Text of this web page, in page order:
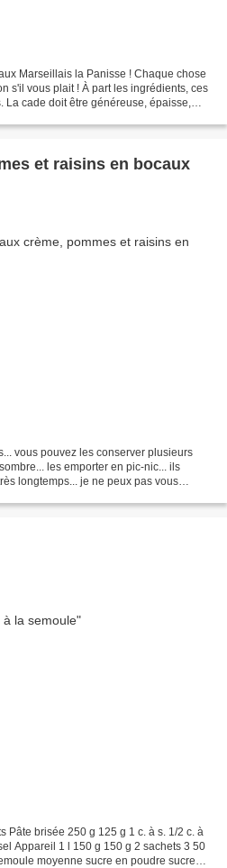
Marseillais la Panisse ! Chaque chose
s'il vous plait ! À part les ingrédients, ces
cade doit être généreuse, épaisse,
et raisins en bocaux
vous pouvez les conserver plusieurs
les emporter en pic-nic... ils
longtemps... je ne peux pas vous
Pâte brisée 250 g 125 g 1 c. à s. 1/2 c. à
Appareil 1 l 150 g 150 g 2 sachets 3 50
moyenne sucre en poudre sucre